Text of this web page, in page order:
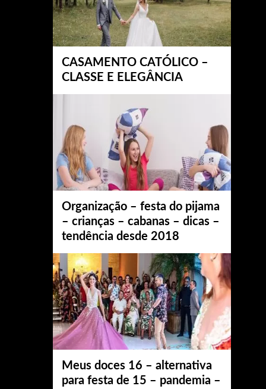
CASAMENTO CATÓLICO –
CLASSE E ELEGÂNCIA
Organização – festa do pijama
– crianças – cabanas – dicas –
tendência desde 2018
Meus doces 16 – alternativa
para festa de 15 – pandemia –